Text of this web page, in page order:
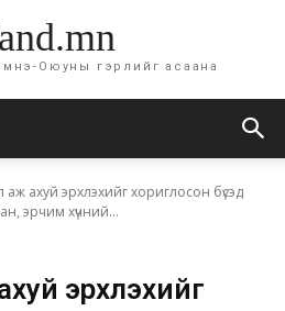
Оюуны гэрлийг асаана
ахуй эрхлэхийг хориглосон бүсэд
эрчим хүчний...
эрхлэхийг